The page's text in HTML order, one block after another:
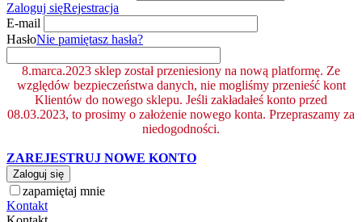
Zaloguj sięRejestracja
E-mail
HasłoNie pamiętasz hasła?
8.marca.2023 sklep został przeniesiony na nową platformę. Ze
względów bezpieczeństwa danych, nie mogliśmy przenieść kont
Klientów do nowego sklepu. Jeśli zakładałeś konto przed
08.03.2023, to prosimy o założenie nowego konta. Przepraszamy za
niedogodności.
ZAREJESTRUJ NOWE KONTO
Zaloguj się
zapamiętaj mnie
Kontakt